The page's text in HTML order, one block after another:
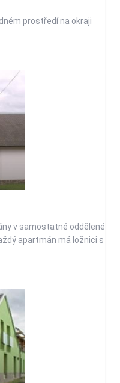
prostředí na okraji
v samostatné oddělené
apartmán má ložnici s